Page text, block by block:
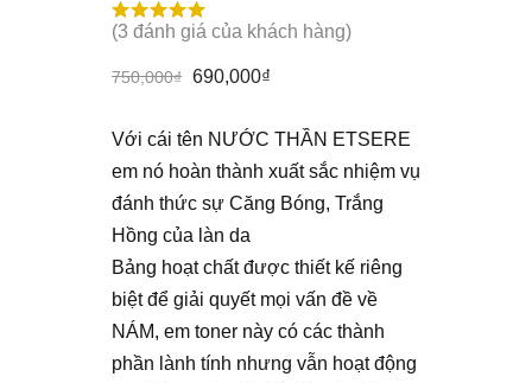
(3 đánh giá của khách hàng)
750,000₫ 690,000₫
Với cái tên NƯỚC THẦN ETSERE
em nó hoàn thành xuất sắc nhiệm vụ
đánh thức sự Căng Bóng, Trắng
Hồng của làn da
Bảng hoạt chất được thiết kế riêng
biệt để giải quyết mọi vấn đề về
NÁM, em toner này có các thành
phần lành tính nhưng vẫn hoạt động